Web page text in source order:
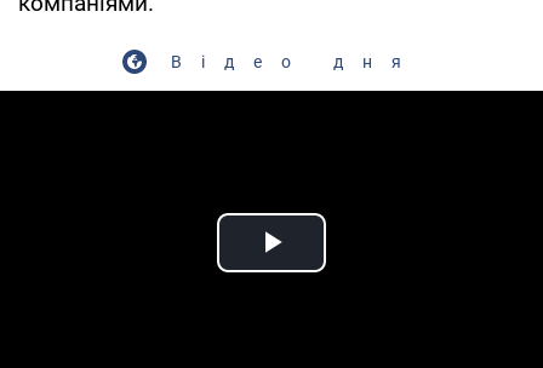
Відео дня
Play Video